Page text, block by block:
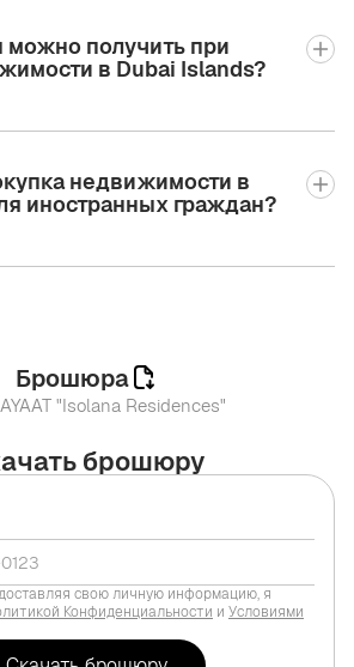
можно получить при
в Dubai Islands?
недвижимости в
иностранных граждан?
брошюру
свою личную информацию, я
Конфиденциальности и Условиями
Брошюра
"Isolana Residences"